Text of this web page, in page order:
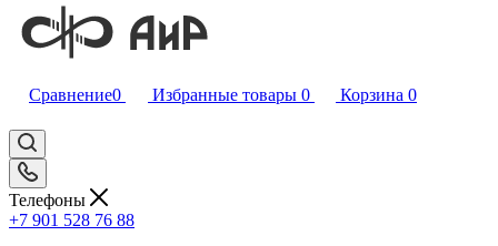
Сравнение0 Избранные товары 0 Корзина 0
Телефоны
+7 901 528 76 88